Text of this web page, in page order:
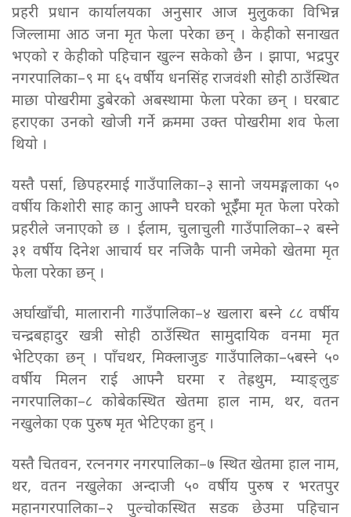
प्रहरी प्रधान कार्यालयका अनुसार आज मुलुकका विभिन्न
जिल्लामा आठ जना मृत फेला परेका छन् । केहीको सनाखत
भएको र केहीको पहिचान खुल्न सकेको छैन । झापा, भद्रपुर
नगरपालिका–९ मा ६५ वर्षीय धनसिंह राजवंशी सोही ठाउँस्थित
माछा पोखरीमा डुबेरको अबस्थामा फेला परेका छन् । घरबाट
हराएका उनको खोजी गर्ने क्रममा उक्त पोखरीमा शव फेला
थियो ।
यस्तै पर्सा, छिपहरमाई गाउँपालिका–३ सानो जयमङ्गलाका ५०
वर्षीय किशोरी साह कानु आफ्नै घरको भूईँमा मृत फेला परेको
प्रहरीले जनाएको छ । ईलाम, चुलाचुली गाउँपालिका–२ बस्ने
३१ वर्षीय दिनेश आचार्य घर नजिकै पानी जमेको खेतमा मृत
फेला परेका छन् ।
अर्घाखाँची, मालारानी गाउँपालिका–४ खलारा बस्ने ८८ वर्षीय
चन्द्रबहादुर खत्री सोही ठाउँस्थित सामुदायिक वनमा मृत
भेटिएका छन् । पाँचथर, मिक्लाजुङ गाउँपालिका–५बस्ने ५०
वर्षीय मिलन राई आफ्नै घरमा र तेह्रथुम, म्याङ्लुङ
नगरपालिका–८ कोबेकस्थित खेतमा हाल नाम, थर, वतन
नखुलेका एक पुरुष मृत भेटिएका हुन् ।
यस्तै चितवन, रत्ननगर नगरपालिका–७ स्थित खेतमा हाल नाम,
थर, वतन नखुलेका अन्दाजी ५० वर्षीय पुरुष र भरतपुर
महानगरपालिका–२ पुल्चोकस्थित सडक छेउमा पहिचान